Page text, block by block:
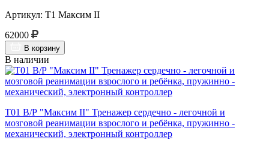
Артикул: Т1 Максим II
62000
В корзину
В наличии
Т01 В/Р "Максим II" Тренажер сердечно - легочной и
мозговой реанимации взрослого и ребёнка, пружинно -
механический, электронный контроллер